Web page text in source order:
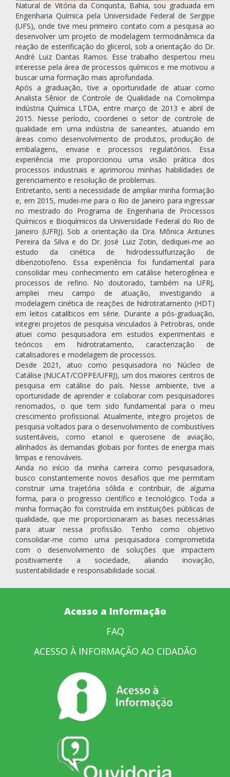
Natural de Vitória da Conquista, Bahia, sou graduada em
Engenharia Química pela Universidade Federal de Sergipe
(UFS), onde tive meu primeiro contato com a pesquisa ao
desenvolver um projeto de modelagem termodinâmica da
reação de esterificação do glicerol, sob a orientação do Dr.
André Luiz Dantas Ramos. Esse trabalho despertou meu
interesse pela área de processos químicos e me motivou a
buscar uma formação mais aprofundada.
Após a graduação, tive a oportunidade de atuar como
Analista Sênior de Controle de Qualidade na Comolimpa
Indústria Química LTDA, entre março de 2013 e abril de
2015. Nesse período, coordenei o setor de controle de
qualidade em uma indústria de saneantes, atuando em
áreas como desenvolvimento de produtos, produção de
embalagens, envase e processos regulatórios. Essa
experiência me proporcionou uma visão prática dos
processos industriais e aprimorou minhas habilidades de
gerenciamento e resolução de problemas.
Entretanto, senti a necessidade de ampliar minha formação
e, em 2015, mudei-me para o Rio de Janeiro para ingressar
no mestrado do Programa de Engenharia de Processos
Químicos e Bioquímicos da Universidade Federal do Rio de
Janeiro (UFRJ). Sob a orientação da Dra. Mônica Antunes
Pereira da Silva e do Dr. José Luiz Zotin, dediquei-me ao
estudo da cinética de hidrodessulfurização de
dibenzotiofeno. Essa experiência foi fundamental para
consolidar meu conhecimento em catálise heterogênea e
processos de refino. No doutorado, também na UFRJ,
ampliei meu campo de atuação, investigando a
modelagem cinética de reações de hidrotratamento (HDT)
em leitos catalíticos em série. Durante a pós-graduação,
integrei projetos de pesquisa vinculados à Petrobras, onde
atuei como pesquisadora em estudos experimentais e
teóricos em hidrotratamento, caracterização de
catalisadores e modelagem de processos.
Desde 2021, atuo como pesquisadora no Núcleo de
Catálise (NUCAT/COPPE/UFRJ), um dos maiores centros de
pesquisa em catálise do país. Nesse ambiente, tive a
oportunidade de aprender e colaborar com pesquisadores
renomados, o que tem sido fundamental para o meu
crescimento profissional. Atualmente, integro projetos de
pesquisa voltados para o desenvolvimento de combustíveis
sustentáveis, como etanol e querosene de aviação,
alinhados às demandas globais por fontes de energia mais
limpas e renováveis.
Ainda no início da minha carreira como pesquisadora,
busco constantemente novos desafios que me permitam
construir uma trajetória sólida e contribuir, de alguma
forma, para o progresso científico e tecnológico. Toda a
minha formação foi construída em instituições públicas de
qualidade, que me proporcionaram as bases necessárias
para atuar nessa profissão. Tenho como objetivo
consolidar-me como uma pesquisadora comprometida
com o desenvolvimento de soluções que impactem
positivamente a sociedade, aliando inovação,
sustentabilidade e responsabilidade social.
Acesso a Informação
FAQ
ACESSO À INFORMAÇÃO AO CIDADÃO